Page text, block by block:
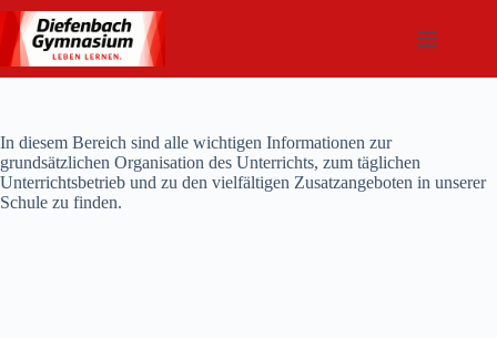
Zum
Inhalt
springen
In diesem Bereich sind alle wichtigen Informationen zur
grundsätzlichen Organisation des Unterrichts, zum täglichen
Unterrichtsbetrieb und zu den vielfältigen Zusatzangeboten in unserer
Schule zu finden.